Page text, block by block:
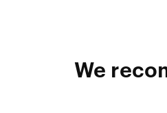
We